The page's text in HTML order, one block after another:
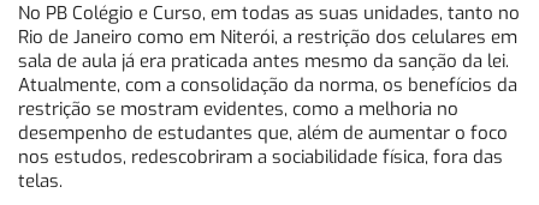
No PB Colégio e Curso, em todas as suas unidades, tanto no
Rio de Janeiro como em Niterói, a restrição dos celulares em
sala de aula já era praticada antes mesmo da sanção da lei.
Atualmente, com a consolidação da norma, os benefícios da
restrição se mostram evidentes, como a melhoria no
desempenho de estudantes que, além de aumentar o foco
nos estudos, redescobriram a sociabilidade física, fora das
telas.